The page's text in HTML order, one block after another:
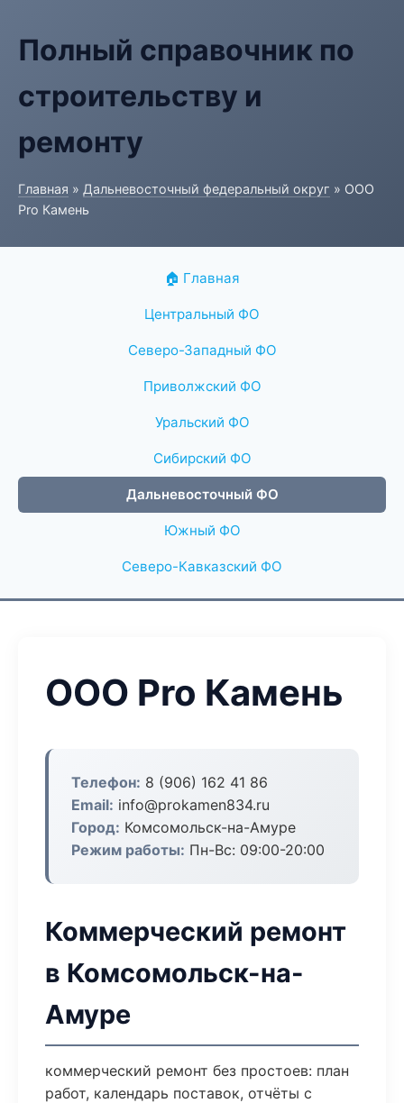
Полный справочник по
строительству и
ремонту
Главная » Дальневосточный федеральный округ » ООО
Pro Камень
🏠 Главная
Центральный ФО
Северо-Западный ФО
Приволжский ФО
Уральский ФО
Сибирский ФО
Дальневосточный ФО
Южный ФО
Северо-Кавказский ФО
ООО Pro Камень
Телефон: 8 (906) 162 41 86
Email: info@prokamen834.ru
Город: Комсомольск-на-Амуре
Режим работы: Пн-Вс: 09:00-20:00
Коммерческий ремонт
в Комсомольск-на-
Амуре
коммерческий ремонт без простоев: план
работ, календарь поставок, отчёты с